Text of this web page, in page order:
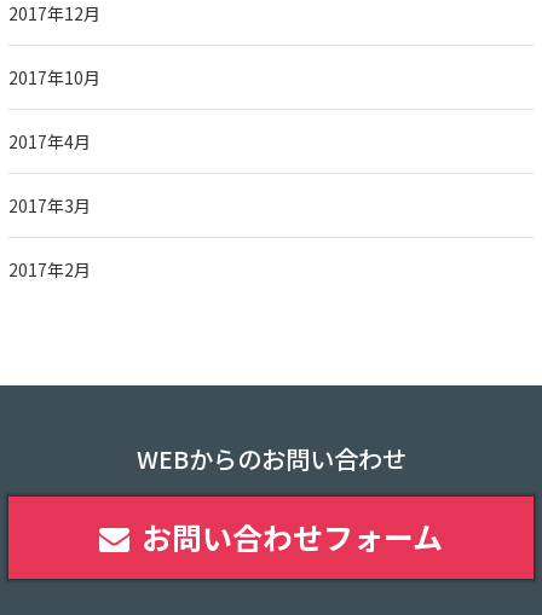
2017年12月
2017年10月
2017年4月
2017年3月
2017年2月
WEBからのお問い合わせ
お問い合わせフォーム